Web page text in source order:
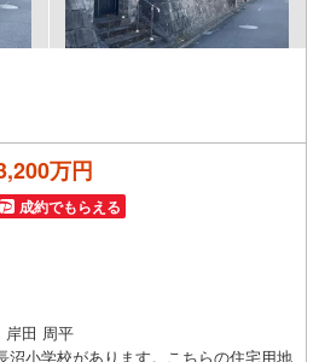
万円
成約でもらえる
岸田 周平
沼小学校があります。こちらの住宅用地